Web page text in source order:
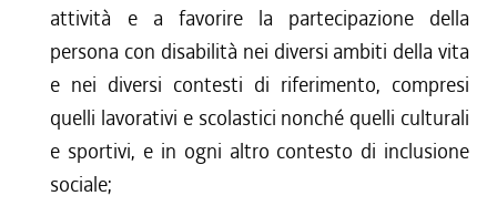
attività e a favorire la partecipazione della
persona con disabilità nei diversi ambiti della vita
e nei diversi contesti di riferimento, compresi
quelli lavorativi e scolastici nonché quelli culturali
e sportivi, e in ogni altro contesto di inclusione
sociale;